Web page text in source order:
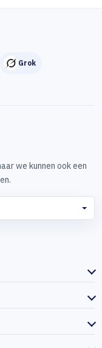
Grok
we kunnen ook een